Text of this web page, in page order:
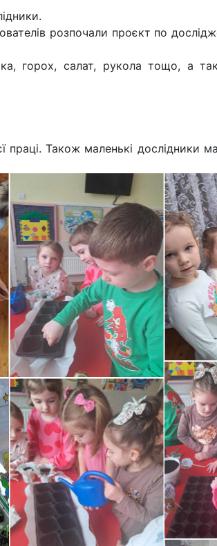
розпочали проєкт по
горох, салат, рукола тощо, а
праці. Також маленькі дослідники